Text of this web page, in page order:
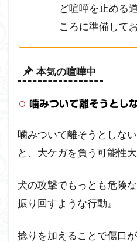
ど喧嘩を止める
ころに準備して
本気の喧嘩中
噛みついて離そうとし
噛みついて離そうとしな
と、大ケガを負う可能性大
犬の攻撃でもっとも危険
振り回すような行動』
捻りを加えることで傷口